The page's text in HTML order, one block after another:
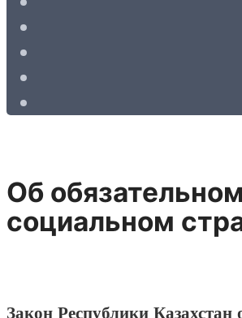
Об обязательном
социальном
Закон Республики Казахстан